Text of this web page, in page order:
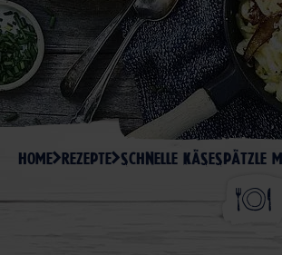
HOME REZEPTE SCHNELLE KÄSESPÄTZLE